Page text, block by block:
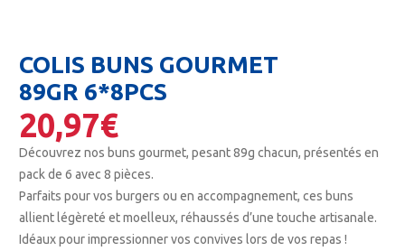
COLIS BUNS GOURMET
89GR 6*8PCS
20,97€
Découvrez nos buns gourmet, pesant 89g chacun, présentés en
pack de 6 avec 8 pièces.
Parfaits pour vos burgers ou en accompagnement, ces buns
allient légèreté et moelleux, réhaussés d’une touche artisanale.
Idéaux pour impressionner vos convives lors de vos repas !